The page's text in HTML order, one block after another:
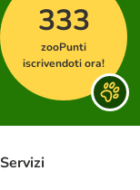
333
zooPunti
iscrivendoti ora!
Servizi